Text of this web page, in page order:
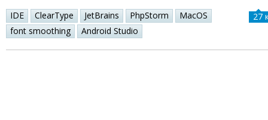
IDE ClearType JetBrains PhpStorm
MacOS
font smoothing
Android Studio
27